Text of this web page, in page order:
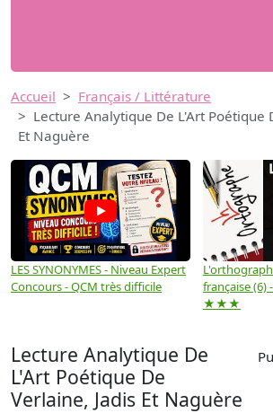
Accueil
Français / Littérature
Lecture Analytique De L'Art Poétique
Et Naguère
LES SYNONYMES - Niveau Expert
Concours - QCM très difficile
française (6)
★★★
Lecture Analytique De
L'Art Poétique De
Verlaine, Jadis Et Naguère